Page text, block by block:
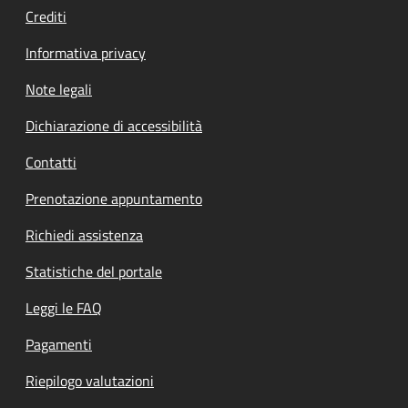
Crediti
Informativa privacy
Note legali
Dichiarazione di accessibilità
Contatti
Prenotazione appuntamento
Richiedi assistenza
Statistiche del portale
Leggi le FAQ
Pagamenti
Riepilogo valutazioni